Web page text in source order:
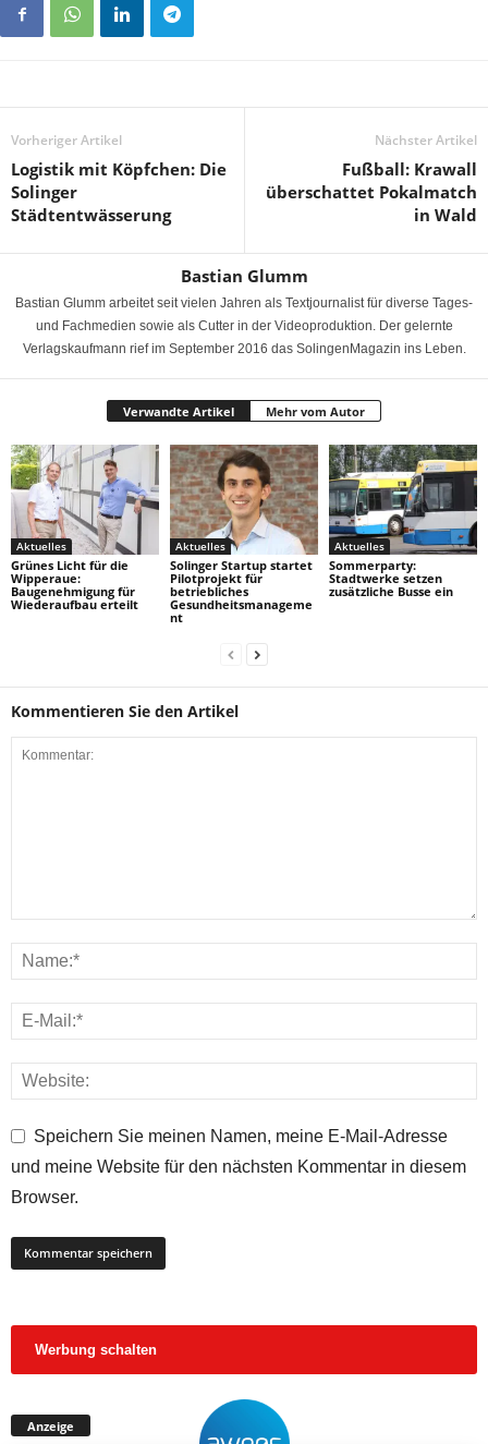
Vorheriger Artikel
Logistik mit Köpfchen: Die
Solinger
Städtentwässerung
Nächster Artikel
Fußball: Krawall
überschattet Pokalmatch
in Wald
Bastian Glumm
Bastian Glumm arbeitet seit vielen Jahren als Textjournalist für diverse Tages-
und Fachmedien sowie als Cutter in der Videoproduktion. Der gelernte
Verlagskaufmann rief im September 2016 das SolingenMagazin ins Leben.
Verwandte Artikel Mehr vom Autor
Aktuelles
Grünes Licht für die
Wipperaue:
Baugenehmigung für
Wiederaufbau erteilt
Aktuelles
Solinger Startup startet
Pilotprojekt für
betriebliches
Gesundheitsmanageme
nt
Aktuelles
Sommerparty:
Stadtwerke setzen
zusätzliche Busse ein
Kommentieren Sie den Artikel
Speichern Sie meinen Namen, meine E-Mail-Adresse
und meine Website für den nächsten Kommentar in diesem
Browser.
Werbung schalten
Anzeige